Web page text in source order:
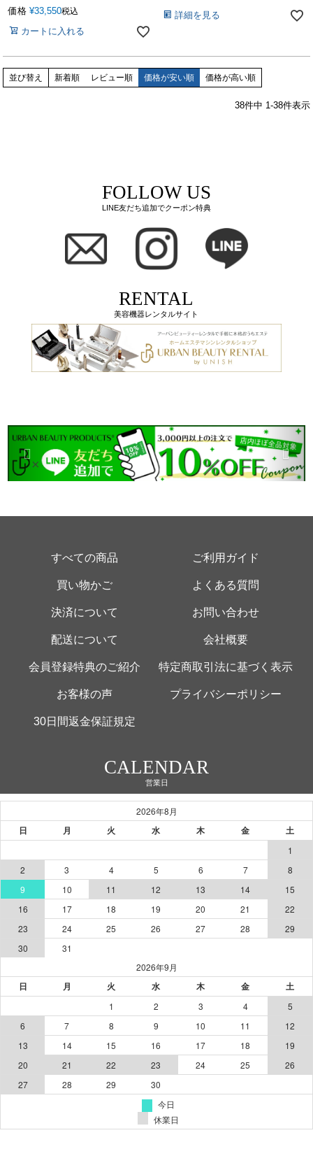
価格 ¥33,550税込
カートに入れる
詳細を見る
並び替え 新着順 レビュー順 価格が安い順 価格が高い順
38件中 1-38件表示
FOLLOW US
LINE友だち追加でクーポン特典
RENTAL
美容機器レンタルサイト
すべての商品 ご利用ガイド
買い物かご よくある質問
決済について お問い合わせ
配送について 会社概要
会員登録特典のご紹介 特定商取引法に基づく表示
お客様の声 プライバシーポリシー
30日間返金保証規定
CALENDAR
営業日